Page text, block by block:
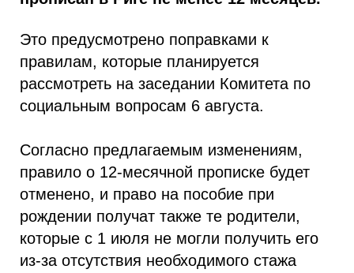
Это предусмотрено поправками к
правилам, которые планируется
рассмотреть на заседании Комитета по
социальным вопросам 6 августа.
Согласно предлагаемым изменениям,
правило о 12-месячной прописке будет
отменено, и право на пособие при
рождении получат также те родители,
которые с 1 июля не могли получить его
из-за отсутствия необходимого стажа